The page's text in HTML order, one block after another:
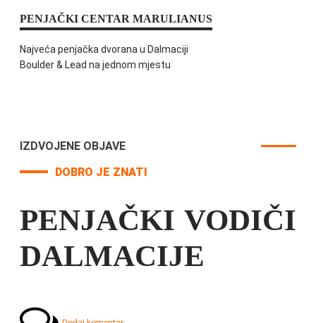
PENJAČKI CENTAR MARULIANUS
Najveća penjačka dvorana u Dalmaciji
Boulder & Lead na jednom mjestu
IZDVOJENE OBJAVE
DOBRO JE ZNATI
PENJAČKI VODIČI
DALMACIJE